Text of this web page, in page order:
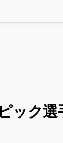
ック選